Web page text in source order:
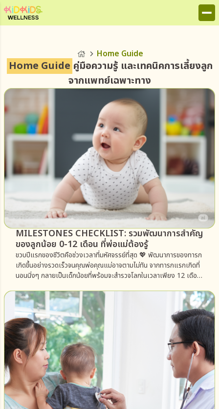
Home Guide
Home Guide คู่มือความรู้ และเทคนิคการเลี้ยงลูก
จากแพทย์เฉพาะทาง
MILESTONES CHECKLIST: รวมพัฒนาการสำคัญ
ของลูกน้อย 0-12 เดือน ที่พ่อแม่ต้องรู้
ขวบปีแรกของชีวิตคือช่วงเวลาที่มหัศจรรย์ที่สุด 💖 พัฒนาการของทารก
เกิดขึ้นอย่างรวดเร็วจนคุณพ่อคุณแม่อาจตามไม่ทัน จากทารกแรกเกิดที่
นอนนิ่งๆ กลายเป็นเด็กน้อยที่พร้อมจะสำรวจโลกในเวลาเพียง 12 เดือน
แต่ละช่วงวัยมาให้แล้วค่ะ